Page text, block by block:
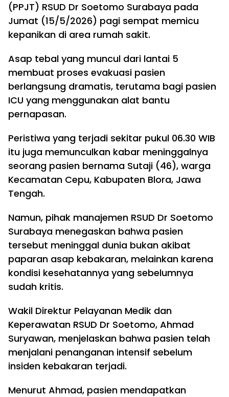
(PPJT) RSUD Dr Soetomo Surabaya pada
Jumat (15/5/2026) pagi sempat memicu
kepanikan di area rumah sakit.
Asap tebal yang muncul dari lantai 5
membuat proses evakuasi pasien
berlangsung dramatis, terutama bagi pasien
ICU yang menggunakan alat bantu
pernapasan.
Peristiwa yang terjadi sekitar pukul 06.30 WIB
itu juga memunculkan kabar meninggalnya
seorang pasien bernama Sutaji (46), warga
Kecamatan Cepu, Kabupaten Blora, Jawa
Tengah.
Namun, pihak manajemen RSUD Dr Soetomo
Surabaya menegaskan bahwa pasien
tersebut meninggal dunia bukan akibat
paparan asap kebakaran, melainkan karena
kondisi kesehatannya yang sebelumnya
sudah kritis.
Wakil Direktur Pelayanan Medik dan
Keperawatan RSUD Dr Soetomo, Ahmad
Suryawan, menjelaskan bahwa pasien telah
menjalani penanganan intensif sebelum
insiden kebakaran terjadi.
Menurut Ahmad, pasien mendapatkan